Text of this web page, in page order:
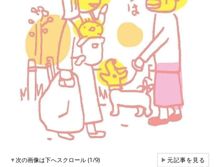
▼次の画像は下へスクロール (1/9) ▶元記事を見る